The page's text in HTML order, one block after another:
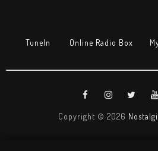
TuneIn Online Radio Box
Copyright © 2026